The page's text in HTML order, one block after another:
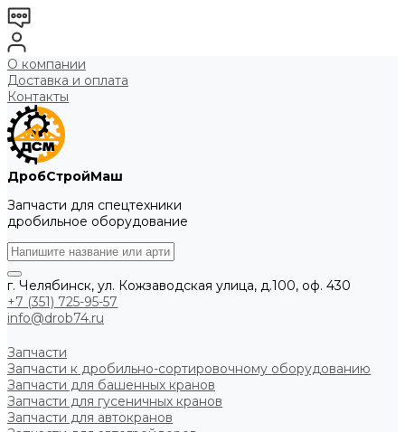
О компании
Доставка и оплата
Контакты
ДробСтройМаш
Запчасти для спецтехники
дробильное оборудование
г. Челябинск, ул. Кожзаводская улица, д.100, оф. 430
+7 (351) 725-95-57
info@drob74.ru
Запчасти
Запчасти к дробильно-сортировочному оборудованию
Запчасти для башенных кранов
Запчасти для гусеничных кранов
Запчасти для автокранов